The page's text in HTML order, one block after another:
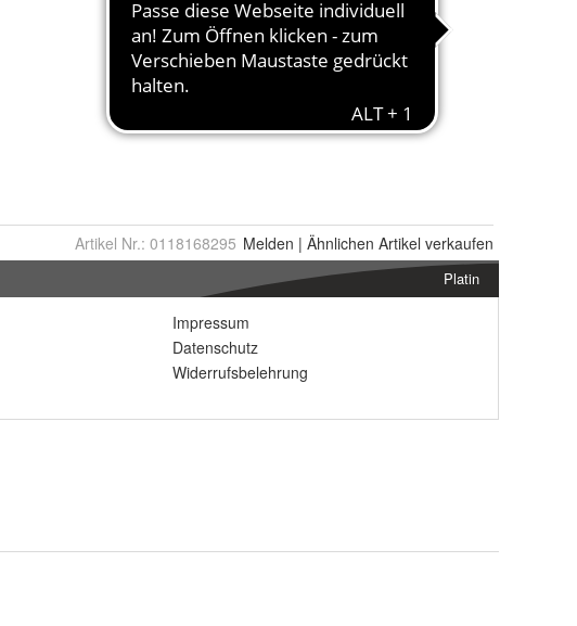
Artikel Nr.: 0118168295 Melden | Ähnlichen Artikel verkaufen
Platin
Impressum
Datenschutz
Widerrufsbelehrung